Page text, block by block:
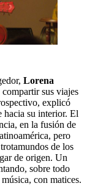
Lorena
sus viajes
explicó
hacia su interior. El
en la fusión de
pero
de los
de origen. Un
sobre todo
con matices.